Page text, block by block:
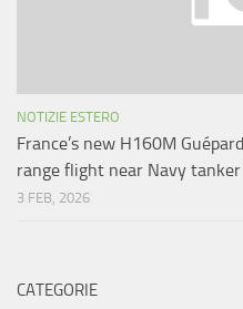
NOTIZIE ESTERO
France’s new H160M
range flight near Navy tanker
3 FEB, 2026
CATEGORIE